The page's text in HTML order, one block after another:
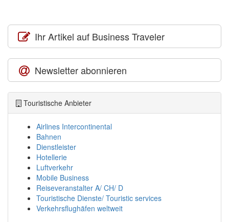
Ihr Artikel auf Business Traveler
Newsletter abonnieren
Touristische Anbieter
Airlines Intercontinental
Bahnen
Dienstleister
Hotellerie
Luftverkehr
Mobile Business
Reiseveranstalter A/ CH/ D
Touristische Dienste/ Touristic services
Verkehrsflughäfen weltweit